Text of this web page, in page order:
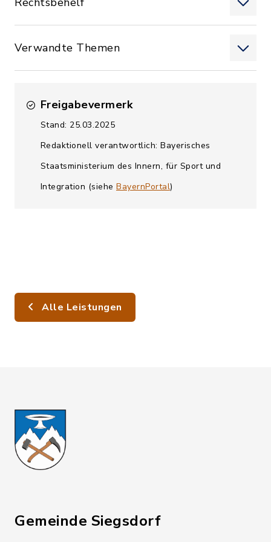
Verwandte Themen
Freigabevermerk
Stand: 25.03.2025
Redaktionell verantwortlich: Bayerisches
Staatsministerium des Innern, für Sport und
Integration (siehe BayernPortal)
Alle Leistungen
Gemeinde Siegsdorf